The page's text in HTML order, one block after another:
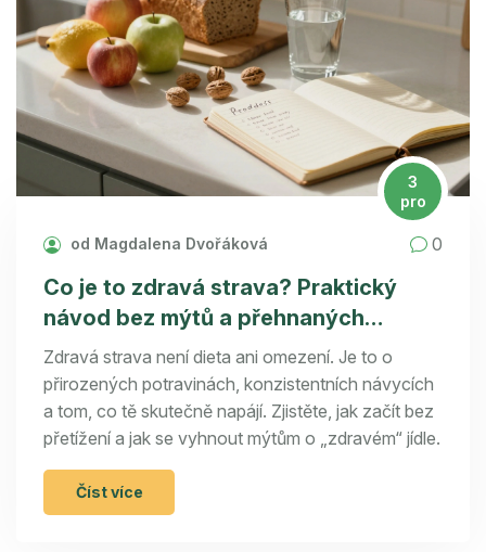
3
pro
od Magdalena Dvořáková 0
Co je to zdravá strava? Praktický
návod bez mýtů a přehnaných
nároků
Zdravá strava není dieta ani omezení. Je to o
přirozených potravinách, konzistentních návycích
a tom, co tě skutečně napájí. Zjistěte, jak začít bez
přetížení a jak se vyhnout mýtům o „zdravém“ jídle.
Číst více